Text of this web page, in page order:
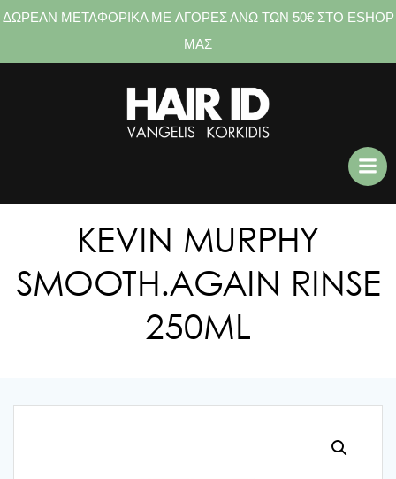
ΔΩΡΕΑΝ ΜΕΤΑΦΟΡΙΚΑ ME ΑΓΟΡΕΣ ΑΝΩ ΤΩΝ 50€ ΣΤΟ ESHOP
ΜΑΣ
to
content
KEVIN MURPHY
SMOOTH.AGAIN RINSE
250ML